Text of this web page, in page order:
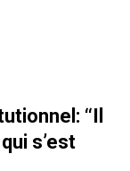
‘‘Il
s’est